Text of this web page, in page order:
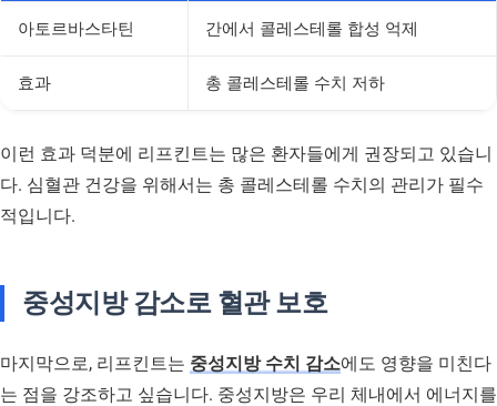
아토르바스타틴 간에서 콜레스테롤 합성 억제
효과 총 콜레스테롤 수치 저하
이런 효과 덕분에 리프킨트는 많은 환자들에게 권장되고 있습니
다. 심혈관 건강을 위해서는 총 콜레스테롤 수치의 관리가 필수
적입니다.
중성지방 감소로 혈관 보호
마지막으로, 리프킨트는 중성지방 수치 감소에도 영향을 미친다
는 점을 강조하고 싶습니다. 중성지방은 우리 체내에서 에너지를